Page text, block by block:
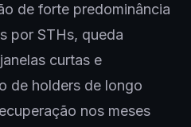
de forte predominância
por STHs, queda
curtas e
de holders de longo
nos meses